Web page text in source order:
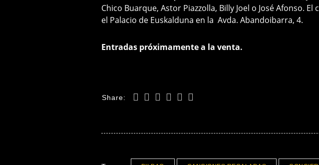
Chico Buarque, Astor Piazzolla, Billy Joel o José Afonso.
el Palacio de Euskalduna en la Avda. Abandoibarra, 4.
Entradas próximamente a la venta.
Share: